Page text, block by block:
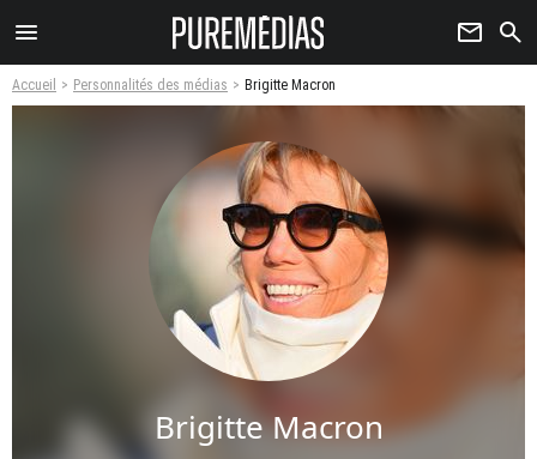
menu newsletter search
Accueil Personnalités des médias Brigitte Macron
Brigitte Macron